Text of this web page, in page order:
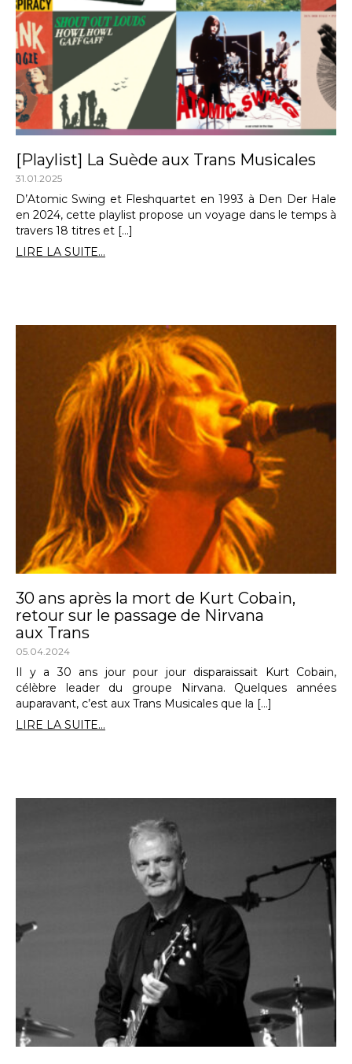
[Playlist] La Suède aux Trans Musicales
31.01.2025
D’Atomic Swing et Fleshquartet en 1993 à Den Der Hale
en 2024, cette playlist propose un voyage dans le temps à
travers 18 titres et […]
LIRE LA SUITE...
30 ans après la mort de Kurt Cobain,
retour sur le passage de Nirvana
aux Trans
05.04.2024
Il y a 30 ans jour pour jour disparaissait Kurt Cobain,
célèbre leader du groupe Nirvana. Quelques années
auparavant, c’est aux Trans Musicales que la […]
LIRE LA SUITE...